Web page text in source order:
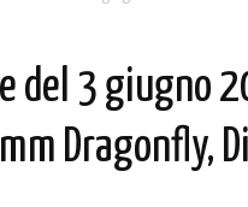
del 3 giugno
Dragonfly,